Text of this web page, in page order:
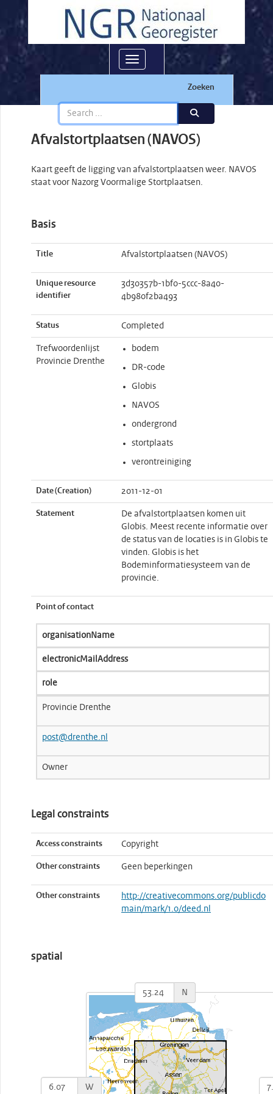
Toggle navigation
Zoeken
Afvalstortplaatsen (NAVOS)
Kaart geeft de ligging van afvalstortplaatsen weer. NAVOS
staat voor Nazorg Voormalige Stortplaatsen.
Basis
Title Afvalstortplaatsen (NAVOS)
Unique resource
identifier
3d30357b-1bf0-5ccc-8a40-
4b980f2ba493
Status Completed
Trefwoordenlijst
Provincie Drenthe
bodem
DR-code
Globis
NAVOS
ondergrond
stortplaats
verontreiniging
Date (Creation) 2011-12-01
Statement
De afvalstortplaatsen komen uit
Globis. Meest recente informatie over
de status van de locaties is in Globis te
vinden. Globis is het
Bodeminformatiesysteem van de
provincie.
Point of contact
organisationName
electronicMailAddress
role
Provincie Drenthe
post@drenthe.nl
Owner
Legal constraints
Access constraints Copyright
Other constraints Geen beperkingen
Other constraints
http://creativecommons.org/publicdo
main/mark/1.0/deed.nl
spatial
N
W